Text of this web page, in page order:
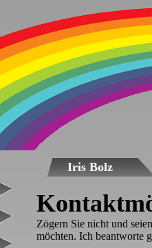
Iris Bolz
Zögern Sie nicht und
möchten. Ich beantworte